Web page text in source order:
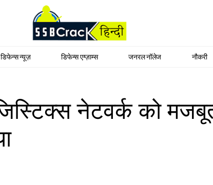
डिफेन्स न्यूज़ डिफेन्स एग्ज़ाम्स जनरल नॉलेज नौकरी
नेटवर्क को